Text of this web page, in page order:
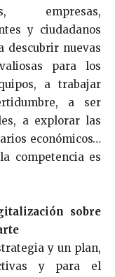
empresas,
y ciudadanos
descubrir nuevas
para los
a trabajar
a ser
a explorar las
económicos…
competencia es
sobre
y un plan,
y para el